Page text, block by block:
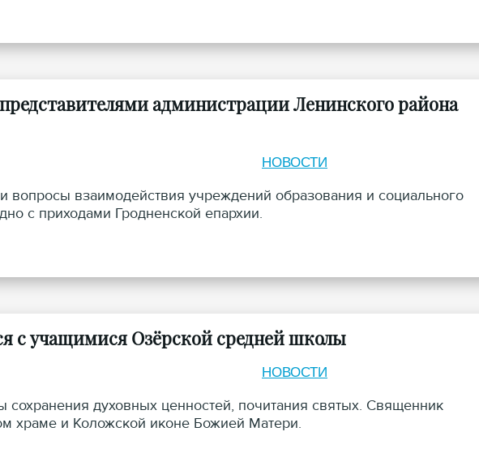
администрации Ленинского района
НОВОСТИ
вопросы взаимодействия учреждений образования и социального
с приходами Гродненской епархии.
с учащимися Озёрской средней школы
НОВОСТИ
сохранения духовных ценностей, почитания святых. Священник
храме и Коложской иконе Божией Матери.